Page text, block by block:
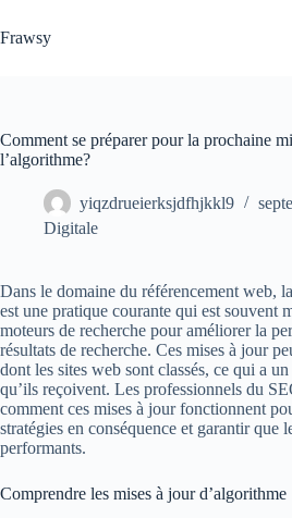
au
contenu
Frawsy
Comment se préparer pour la prochaine
l’algorithme?
yiqzdrueierksjdfhjkkl9
Digitale
Dans le domaine du référencement web,
est une pratique courante qui est souvent
moteurs de recherche pour améliorer la
résultats de recherche. Ces mises à jour
dont les sites web sont classés, ce qui a
qu’ils reçoivent. Les professionnels du
comment ces mises à jour fonctionnent
stratégies en conséquence et garantir que
performants.
Comprendre les mises à jour d’algorithme